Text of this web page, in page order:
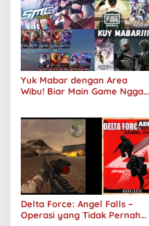
Yuk Mabar dengan Area
Wibu! Biar Main Game Nggak
Delta Force: Angel Falls –
Operasi yang Tidak Pernah